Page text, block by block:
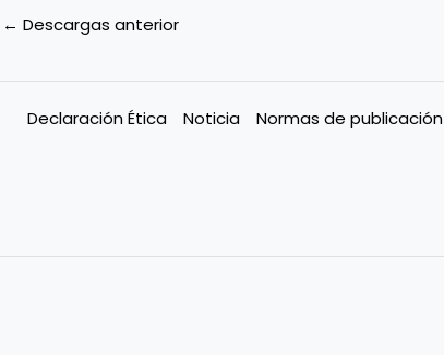
← Descargas anterior
Declaración Ética Noticia Normas de publicación